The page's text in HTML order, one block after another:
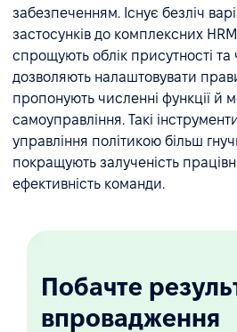
забезпеченням. Існує безліч
застосунків до комплексних
спрощують облік присутності та
дозволяють налаштовувати
пропонують численні функції й
самоуправління. Такі
управління політикою більш
покращують залученість
ефективність команди.
Побачте
впровадження